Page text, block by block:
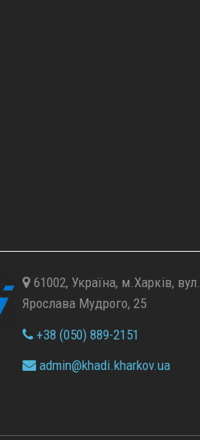
61002, Україна, м.Харків, вул.
Ярослава Мудрого, 25
+38 (050) 889-2151
admin@khadi.kharkov.ua